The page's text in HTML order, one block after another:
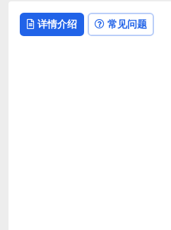
详情介绍 常见问题